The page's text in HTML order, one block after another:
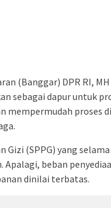
(Banggar) DPR RI,
sebagai dapur untuk
mempermudah proses
Gizi (SPPG) yang
Apalagi, beban
dinilai terbatas.